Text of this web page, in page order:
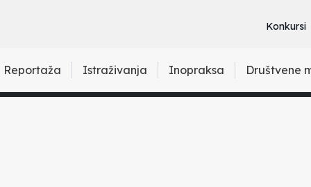
Konkursi
Reportaža Istraživanja Inopraksa Društvene